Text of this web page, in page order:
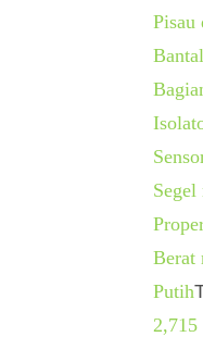
Pisau
Segel
Berat
Putih
2,715